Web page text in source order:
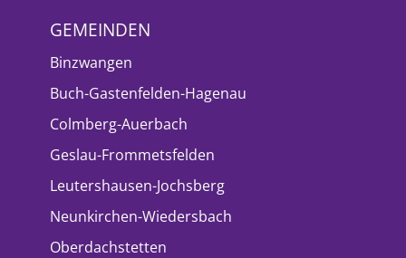
GEMEINDEN
Binzwangen
Buch-Gastenfelden-Hagenau
Colmberg-Auerbach
Geslau-Frommetsfelden
Leutershausen-Jochsberg
Neunkirchen-Wiedersbach
Oberdachstetten